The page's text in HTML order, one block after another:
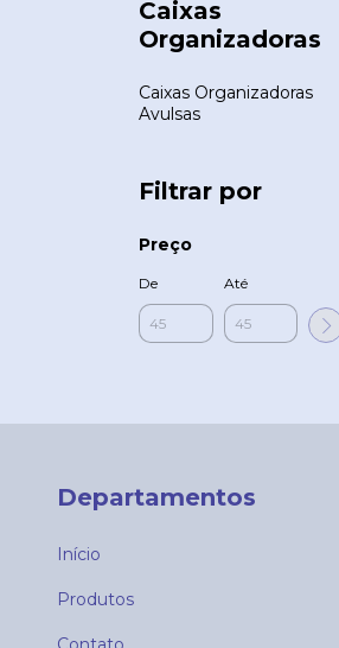
Caixas
Organizadoras
Caixas Organizadoras
Avulsas
Filtrar por
Preço
De Até
Departamentos
Início
Produtos